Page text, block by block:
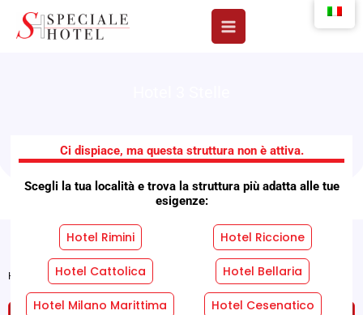
Ci dispiace, ma questa struttura non è attiva.
Scegli la tua località e trova la struttura più adatta alle tue
esigenze:
Hotel Rimini Hotel Riccione
Hotel Cattolica Hotel Bellaria
Hotel Milano Marittima Hotel Cesenatico
B&B Belmar
Home Strutture»B&B Belmar